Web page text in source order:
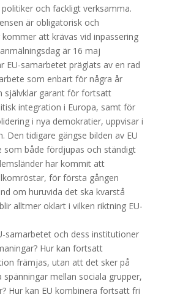
och fackligt verksamma.
är obligatorisk och
att krävas vid inpassering
är 16 maj
EU-samarbetet präglats av en rad
som enbart för några år
självklar garant för fortsatt
integration i Europa, samt för
i nya demokratier, uppvisar i
Den tidigare gängse bilden av EU
som både fördjupas och ständigt
har kommit att
för första gången
om huruvida det ska kvarstå
alltmer oklart i vilken riktning EU-
samarbetet och dess institutioner
Hur kan fortsatt
främjas, utan att det sker på
mellan sociala grupper,
Hur kan EU kombinera fortsatt fri